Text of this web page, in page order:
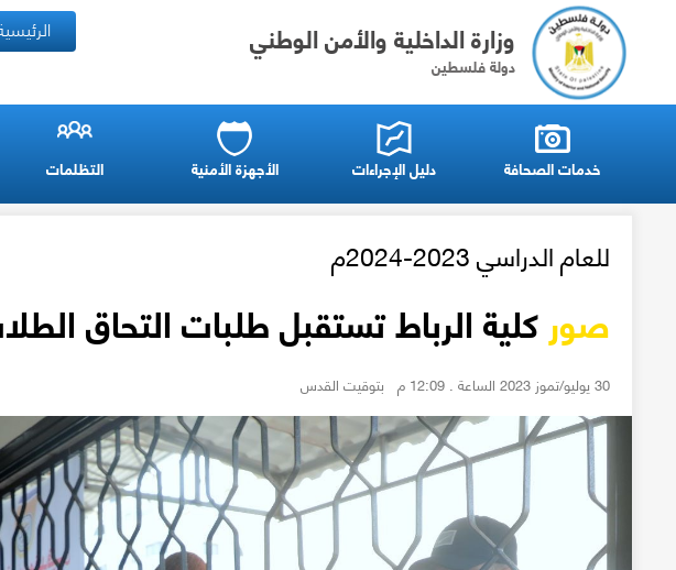
دولة فلسطين
وزارة الداخلية والأمن الوطني
خدمات الصحافة دليل الإجراءات الأجهزة الأمنية التظلمات
للعام الدراسي 2023-2024م
صوركلية الرباط تستقبل طلبات التحاق
30 يوليو/تموز 2023 الساعة . 12:09 م بتوقيت القدس